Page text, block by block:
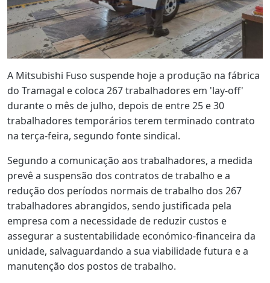
A Mitsubishi Fuso suspende hoje a produção na fábrica
do Tramagal e coloca 267 trabalhadores em 'lay-off'
durante o mês de julho, depois de entre 25 e 30
trabalhadores temporários terem terminado contrato
na terça-feira, segundo fonte sindical.
Segundo a comunicação aos trabalhadores, a medida
prevê a suspensão dos contratos de trabalho e a
redução dos períodos normais de trabalho dos 267
trabalhadores abrangidos, sendo justificada pela
empresa com a necessidade de reduzir custos e
assegurar a sustentabilidade económico-financeira da
unidade, salvaguardando a sua viabilidade futura e a
manutenção dos postos de trabalho.